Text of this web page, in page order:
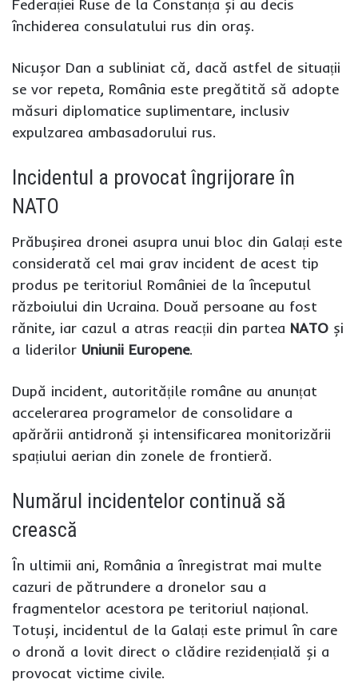
Federației Ruse de la Constanța și au decis
închiderea consulatului rus din oraș.
Nicușor Dan a subliniat că, dacă astfel de situații
se vor repeta, România este pregătită să adopte
măsuri diplomatice suplimentare, inclusiv
expulzarea ambasadorului rus.
Incidentul a provocat îngrijorare în
NATO
Prăbușirea dronei asupra unui bloc din Galați este
considerată cel mai grav incident de acest tip
produs pe teritoriul României de la începutul
războiului din Ucraina. Două persoane au fost
rănite, iar cazul a atras reacții din partea NATO și
a liderilor Uniunii Europene.
După incident, autoritățile române au anunțat
accelerarea programelor de consolidare a
apărării antidronă și intensificarea monitorizării
spațiului aerian din zonele de frontieră.
Numărul incidentelor continuă să
crească
În ultimii ani, România a înregistrat mai multe
cazuri de pătrundere a dronelor sau a
fragmentelor acestora pe teritoriul național.
Totuși, incidentul de la Galați este primul în care
o dronă a lovit direct o clădire rezidențială și a
provocat victime civile.